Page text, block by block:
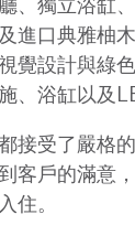
進口典雅柚
覺設計與綠
、浴缸以及
接受了嚴格
客戶的滿意
住。